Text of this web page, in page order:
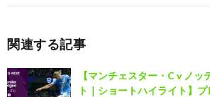
関連する記事
【マンチェスター・C v ノ
ト｜ショートハイライト】